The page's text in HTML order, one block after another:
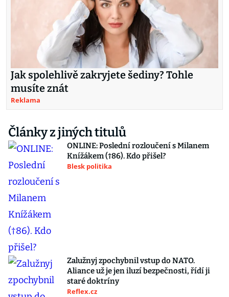
Jak spolehlivě zakryjete šediny? Tohle
musíte znát
Reklama
Články z jiných titulů
ONLINE: Poslední rozloučení s Milanem
Knížákem (†86). Kdo přišel?
Blesk politika
Zalužnyj zpochybnil vstup do NATO.
Aliance už je jen iluzí bezpečnosti, řídí ji
staré doktríny
Reflex.cz